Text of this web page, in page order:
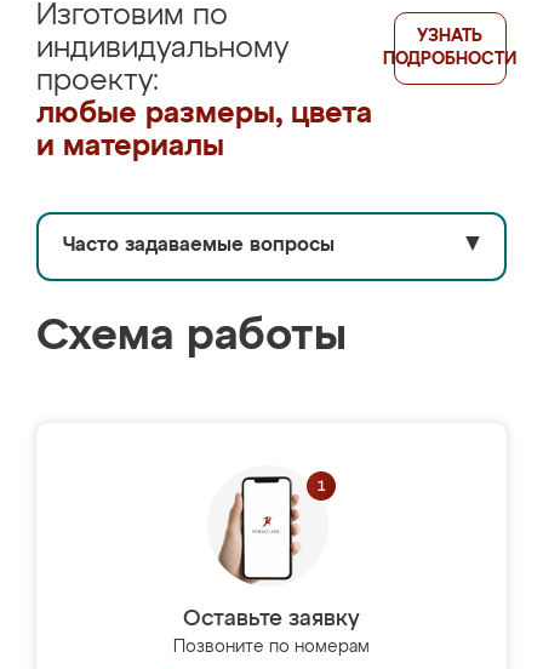
Изготовим по
индивидуальному
проекту:
любые размеры, цвета
и материалы
УЗНАТЬ
ПОДРОБНОСТИ
Часто задаваемые вопросы ▼
Схема работы
Оставьте заявку
Позвоните по номерам